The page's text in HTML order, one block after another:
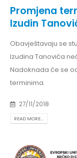
Promjena
Izudin
Obavještavaju se
Izudina Tanovića
Nadoknada će se
terminima.
27/11/2018
READ MORE...